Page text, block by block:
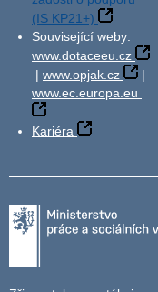
(IS KP21+)
Související weby:
www.dotaceeu.cz
| www.opjak.cz
|
www.ec.europa.eu
Kariéra